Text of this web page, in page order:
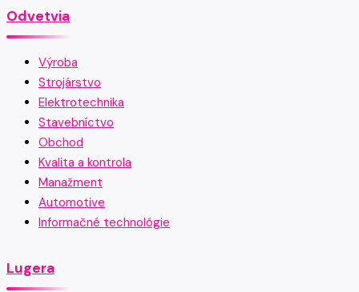
Odvetvia
Výroba
Strojárstvo
Elektrotechnika
Stavebníctvo
Obchod
Kvalita a kontrola
Manažment
Automotive
Informačné technológie
Lugera